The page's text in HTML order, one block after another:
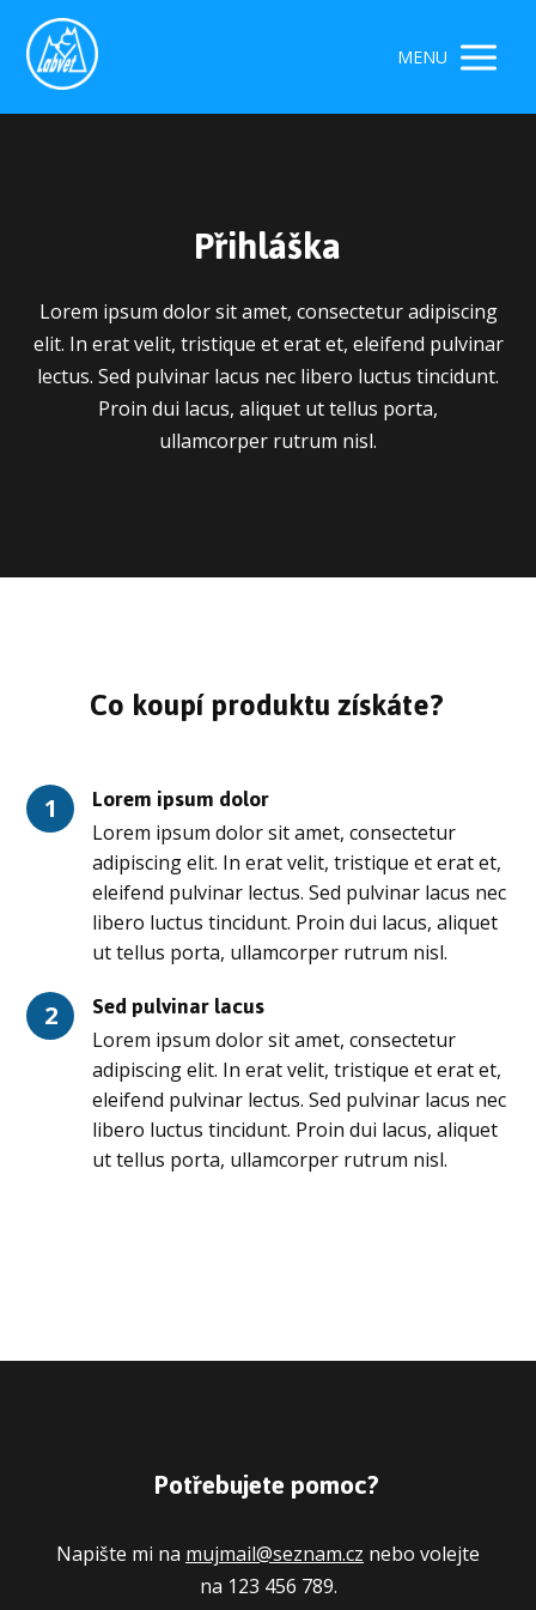
MENU
Přihláška
Lorem ipsum dolor sit amet, consectetur adipiscing
elit. In erat velit, tristique et erat et, eleifend pulvinar
lectus. Sed pulvinar lacus nec libero luctus tincidunt.
Proin dui lacus, aliquet ut tellus porta,
ullamcorper rutrum nisl.
Co koupí produktu získáte?
1 Lorem ipsum dolor
Lorem ipsum dolor sit amet, consectetur
adipiscing elit. In erat velit, tristique et erat et,
eleifend pulvinar lectus. Sed pulvinar lacus nec
libero luctus tincidunt. Proin dui lacus, aliquet
ut tellus porta, ullamcorper rutrum nisl.
2 Sed pulvinar lacus
Lorem ipsum dolor sit amet, consectetur
adipiscing elit. In erat velit, tristique et erat et,
eleifend pulvinar lectus. Sed pulvinar lacus nec
libero luctus tincidunt. Proin dui lacus, aliquet
ut tellus porta, ullamcorper rutrum nisl.
Potřebujete pomoc?
Napište mi na mujmail@seznam.cz nebo volejte
na 123 456 789.